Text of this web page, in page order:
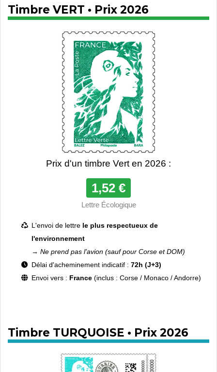
Timbre VERT • Prix 2026
Prix d'un timbre Vert en 2026 :
1,52 €
Lettre Écologique
L'envoi de lettre le plus respectueux de
l'environnement
→ Ne prend pas l'avion (sauf pour Corse et DOM)
Délai d'acheminement indicatif : 72h (J+3)
Envoi vers : France(inclus : Corse / Monaco / Andorre)
Timbre TURQUOISE • Prix 2026